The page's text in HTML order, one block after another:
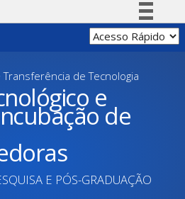
Simplifique!
Participe
Acesso à informação
Legislação
de Tecnologia
e
de
E PÓS-GRADUAÇÃO